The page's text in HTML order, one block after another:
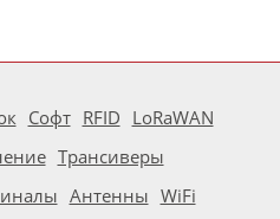
Софт RFID LoRaWAN
Трансиверы
Антенны WiFi